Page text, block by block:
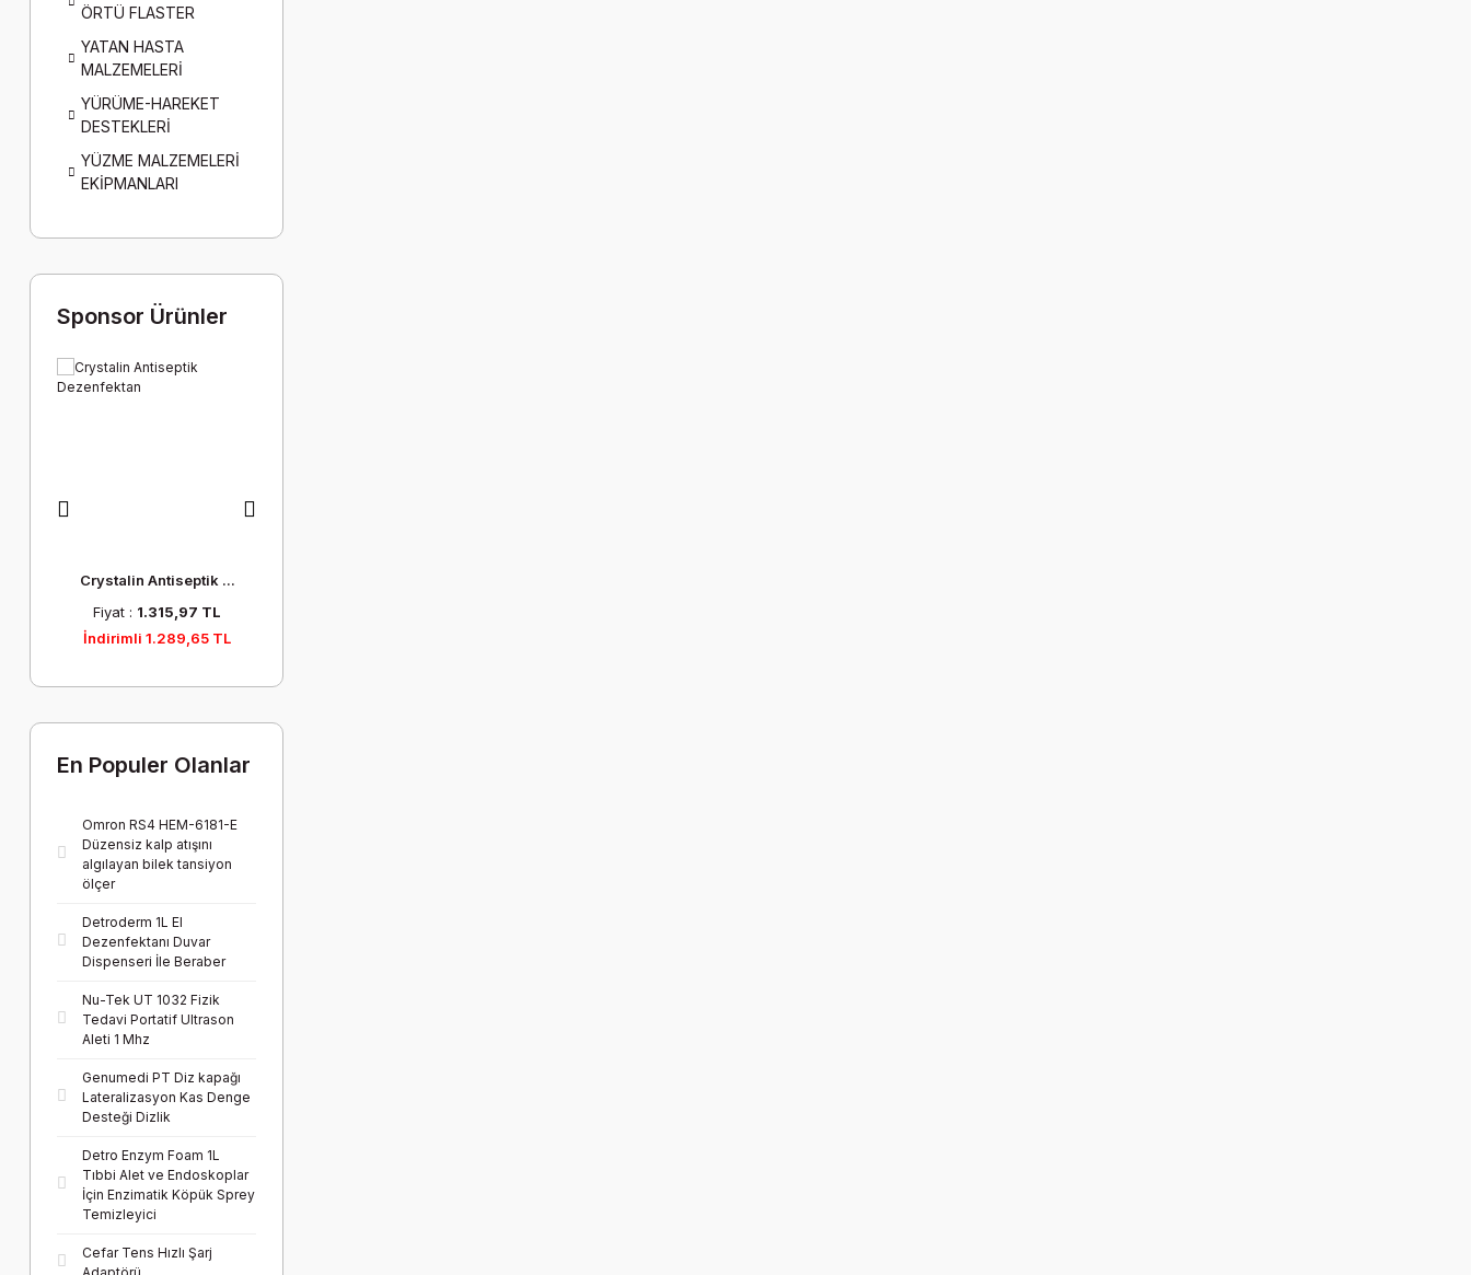
ÖRTÜ FLASTER
YATAN HASTA
MALZEMELERİ
YÜRÜME-HAREKET
DESTEKLERİ
YÜZME MALZEMELERİ
EKİPMANLARI
Sponsor Ürünler
Crystalin Antiseptik ...
Fiyat : 1.315,97 TL
İndirimli 1.289,65 TL
En Populer Olanlar
Omron RS4 HEM-6181-E
Düzensiz kalp atışını
algılayan bilek tansiyon
ölçer
Detroderm 1L El
Dezenfektanı Duvar
Dispenseri İle Beraber
Nu-Tek UT 1032 Fizik
Tedavi Portatif Ultrason
Aleti 1 Mhz
Genumedi PT Diz kapağı
Lateralizasyon Kas Denge
Desteği Dizlik
Detro Enzym Foam 1L
Tıbbi Alet ve Endoskoplar
İçin Enzimatik Köpük Sprey
Temizleyici
Cefar Tens Hızlı Şarj